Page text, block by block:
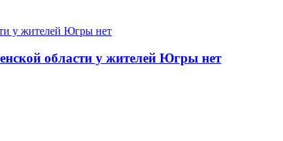
области у жителей Югры нет